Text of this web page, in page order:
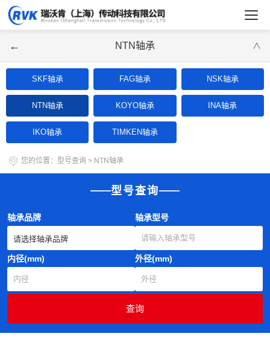
← NTN轴承 ∨
SKF轴承 FAG轴承 NSK轴承
NTN轴承 KOYO轴承 INA轴承
IKO轴承 TIMKEN轴承
您的位置： 型号查询 > NTN轴承
型号查询
轴承品牌 轴承型号
内径(mm) 外径(mm)